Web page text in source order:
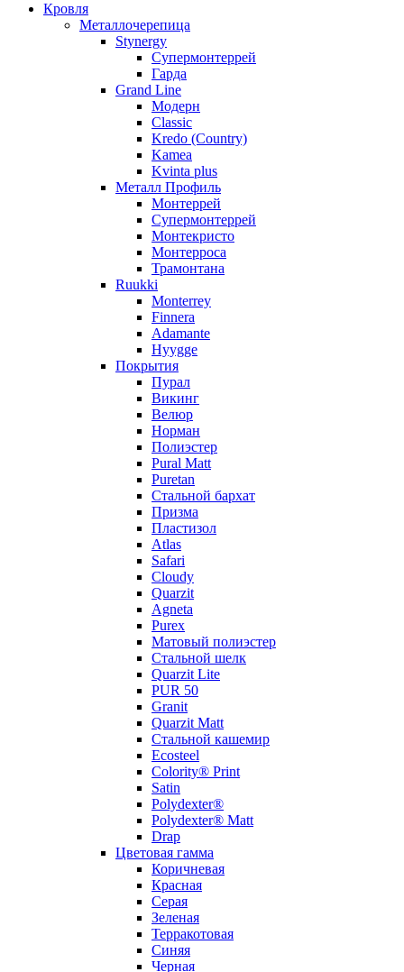
Кровля
Металлочерепица
Stynergy
Супермонтеррей
Гарда
Grand Line
Модерн
Classic
Kredo (Country)
Kamea
Kvinta plus
Металл Профиль
Монтеррей
Супермонтеррей
Монтекристо
Монтерроса
Трамонтана
Ruukki
Monterrey
Finnera
Adamante
Hyygge
Покрытия
Пурал
Викинг
Велюр
Норман
Полиэстер
Pural Matt
Puretan
Стальной бархат
Призма
Пластизол
Atlas
Safari
Cloudy
Quarzit
Agneta
Purex
Матовый полиэстер
Стальной шелк
Quarzit Lite
PUR 50
Granit
Quarzit Matt
Стальной кашемир
Ecosteel
Colority® Print
Satin
Polydexter®
Polydexter® Matt
Drap
Цветовая гамма
Коричневая
Красная
Серая
Зеленая
Терракотовая
Синяя
Черная